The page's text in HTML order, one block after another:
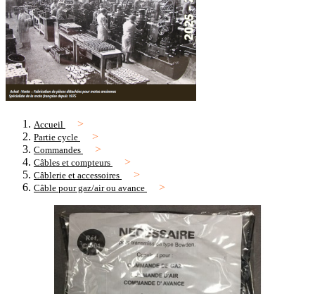
Accueil
Partie cycle
Commandes
Câbles et compteurs
Câblerie et accessoires
Câble pour gaz/air ou avance